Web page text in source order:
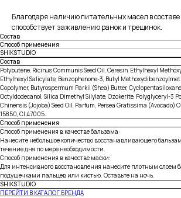
Благодаря наличию питательных масел в составе
способствует заживлению ранок и трещинок.
Состав
Способ применения
SHIKSTUDIO
Состав
Polybutene, Ricinus Communis Seed Oil, Ceresin, Ethylhexyl
Ethylhexyl Salicylate, Benzophenone-3, Butyl
Copolymer, Butyrospermum Parkii (Shea) Butter,
Octyldodecanol, Silica Dimethyl Silylate, Ozokerite, Polyglyceryl-3
Chinensis (Jojoba) Seed Oil, Parfum, Persea Gratissima (Avocado)
15850, CI 47005.
Способ применения
Способ применения в качестве бальзама:
Нанесите небольшое количество восстанавливающего
течение дня по мере необходимости.
Способ применения в качестве маски:
Для интенсивного восстановления нанесите плотным слоем
подушечками пальцев или кистью. Оставьте на ночь.
SHIKSTUDIO
ПЕРЕЙТИ В КАТАЛОГ БРЕНДА